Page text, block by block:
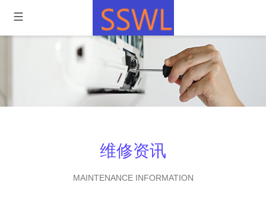
维修资讯
MAINTENANCE INFORMATION